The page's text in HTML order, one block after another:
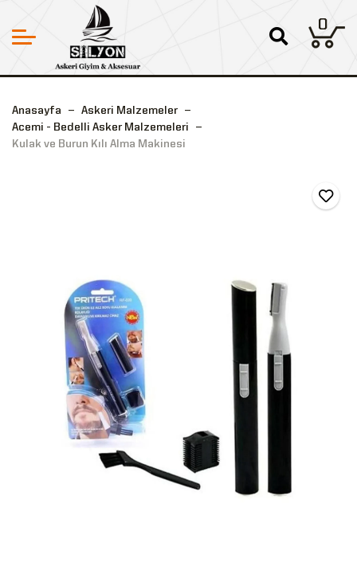
0
Anasayfa
Askeri Malzemeler
Acemi - Bedelli Asker Malzemeleri
Kulak ve Burun Kılı Alma Makinesi